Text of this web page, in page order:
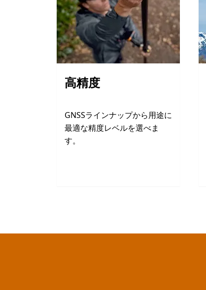
高精度
GNSSラインナップから用途に
最適な精度レベルを選べま
す。